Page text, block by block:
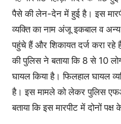
पैसे की लेन-देन में हुई है। इस
व्यक्ति का नाम अंजू इकबाल व
पहुंचे हैं और शिकायत दर्ज करा
की पुलिस ने बताया कि 8 से 10
घायल किया है। फिलहाल घायल
है। इस मामले को लेकर पुलिस
बताया कि इस मारपीट में दोनों